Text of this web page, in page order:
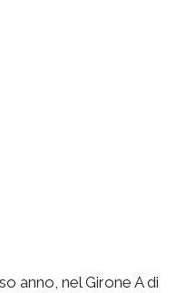
anno, nel Girone A di